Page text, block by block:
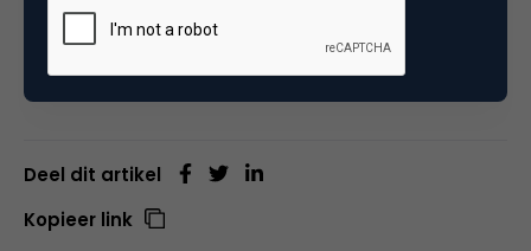
Facebook content strategie nog verder worden
uitgelicht.
Deel dit artikel
Kopieer link